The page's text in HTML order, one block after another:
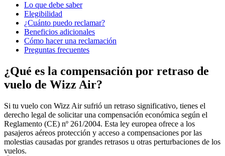
Lo que debe saber
Elegibilidad
¿Cuánto puedo reclamar?
Beneficios adicionales
Cómo hacer una reclamación
Preguntas frecuentes
¿Qué es la compensación por retraso de
vuelo de Wizz Air?
Si tu vuelo con Wizz Air sufrió un retraso significativo, tienes el
derecho legal de solicitar una compensación económica según el
Reglamento (CE) nº 261/2004. Esta ley europea ofrece a los
pasajeros aéreos protección y acceso a compensaciones por las
molestias causadas por grandes retrasos u otras perturbaciones de los
vuelos.